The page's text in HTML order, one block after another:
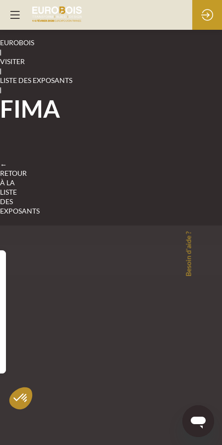
EUROBOIS
|
VISITER
|
LISTE DES EXPOSANTS
|
FIMA
←
RETOUR
À LA
LISTE
DES
EXPOSANTS
Besoin d'aide ?